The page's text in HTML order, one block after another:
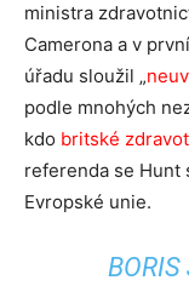
ministra
Camerona a v
úřadu sloužil „
podle mnohých
kdo britské
referenda se Hunt
Evropské unie.